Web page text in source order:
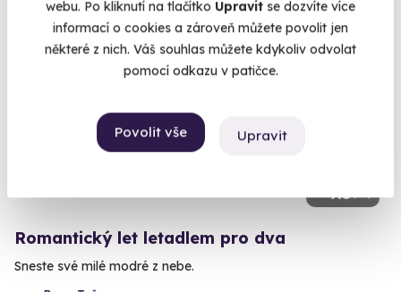
webu. Po kliknutí na tlačítko Upravit se dozvíte více
informací o cookies a zároveň můžete povolit jen
některé z nich. Váš souhlas můžete kdykoliv odvolat
pomocí odkazu v patičce.
Povolit vše Upravit
9.5
Romantický let letadlem pro dva
Sneste své milé modré z nebe.